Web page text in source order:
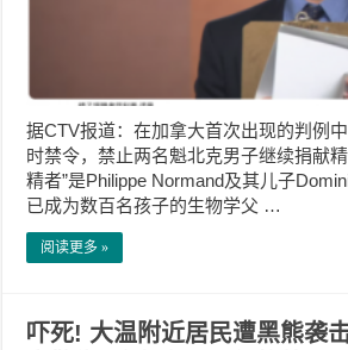
据CTV报道：在加拿大首次出现的判例
时禁令，禁止两名魁北克男子继续捐献
精者”是Philippe Normand及其儿子
已成为数百名孩子的生物学父 …
阅读更多 »
吓死! 大温附近居民遭黑熊袭